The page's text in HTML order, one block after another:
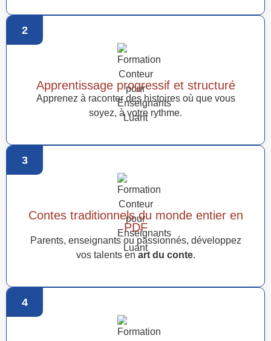
2
Apprentissage progressif et structuré
Apprenez à raconter des histoires où que vous
soyez, à votre rythme.
3
Contes traditionnels du monde entier en
PDF
Parents, enseignants ou passionnés, développez
vos talents en art du conte.
4